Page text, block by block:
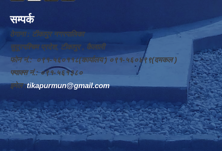
सम्पर्क
ठेगाना : टीकापुर नगरपालिका
सुदूरपश्चिम प्रदेश, टीकापुर , कैलाली
फोन नं.: ०९१-५६०११८(कार्यालय ) ०९१-५६०४९९(दमकल )
फ्याक्स नं.: ०९१-५६१३८०
इमेल :tikapurmun@gmail.com